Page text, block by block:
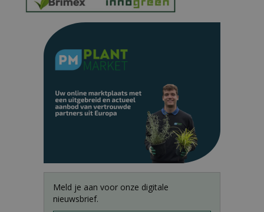
Meld je aan voor onze digitale
nieuwsbrief.